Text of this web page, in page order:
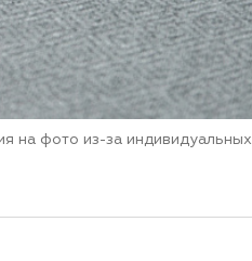
на фото из-за индивидуальных